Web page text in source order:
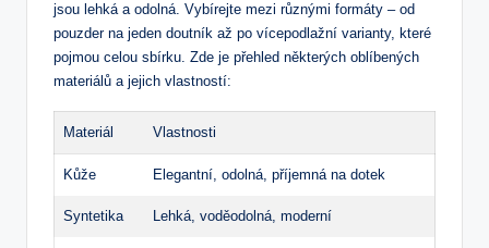
jsou lehká a odolná. Vybírejte mezi různými formáty – od
pouzder na jeden doutník až po vícepodlažní varianty, které
pojmou celou sbírku. Zde je přehled některých oblíbených
materiálů a jejich vlastností:
Materiál Vlastnosti
Kůže Elegantní, odolná, příjemná na dotek
Syntetika Lehká, voděodolná, moderní